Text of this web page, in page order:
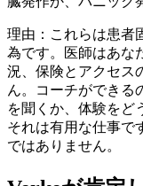
理由：これらは患者
為です。医師はあな
況、保険とアクセス
ん。コーチができ
を聞くか、体験を
それは有用な仕事で
ではありません。